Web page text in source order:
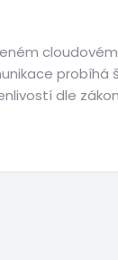
probíhá
dle